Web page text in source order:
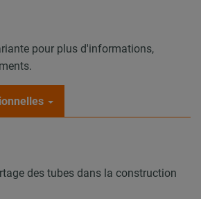
pour plus d'informations,
des tubes dans la construction